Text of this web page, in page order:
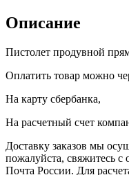
010458(3)
Описание
Пистолет продувной
Оплатить товар можно
На карту сбербанка,
На расчетный счет
Доставку заказов мы
пожалуйста, свяжитесь с
Почта России. Для